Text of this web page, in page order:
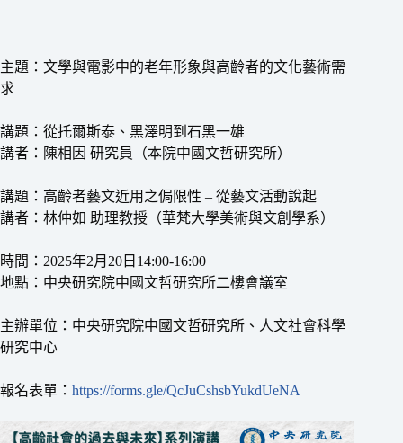
主題：文學與電影中的老年形象與高齡者的文化藝術需
求
講題：從托爾斯泰、黑澤明到石黑一雄
講者：陳相因 研究員（本院中國文哲研究所）
講題：高齡者藝文近用之侷限性 – 從藝文活動說起
講者：林仲如 助理教授（華梵大學美術與文創學系）
時間：2025年2月20日14:00-16:00
地點：中央研究院中國文哲研究所二樓會議室
主辦單位：中央研究院中國文哲研究所、人文社會科學
研究中心
報名表單： https://forms.gle/QcJuCshsbYukdUeNA